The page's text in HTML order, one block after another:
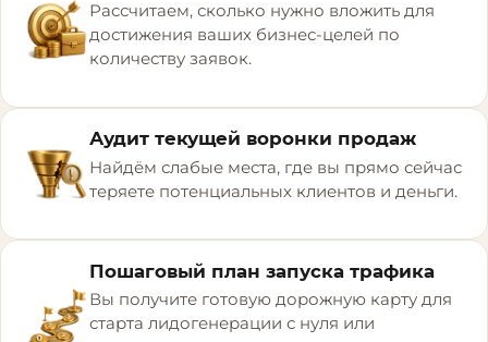
Рассчитаем, сколько нужно вложить для
достижения ваших бизнес-целей по
количеству заявок.
Аудит текущей воронки продаж
Найдём слабые места, где вы прямо сейчас
теряете потенциальных клиентов и деньги.
Пошаговый план запуска трафика
Вы получите готовую дорожную карту для
старта лидогенерации с нуля или